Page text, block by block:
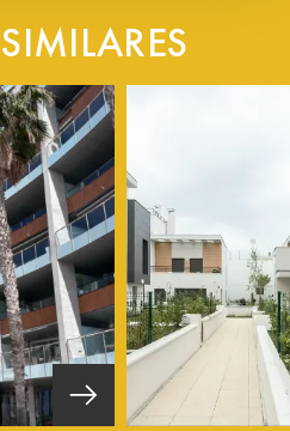
SIMILARES